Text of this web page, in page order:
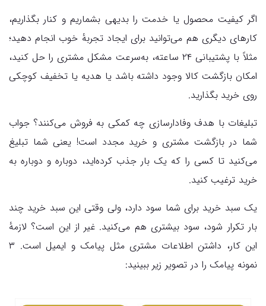
اگر کیفیت محصول یا خدمت را بدیهی بشماریم و کنار بگذاریم،
کارهای دیگری هم می‌توانید برای ایجاد تجربهٔ خوب انجام دهید؛
مثلاً با پشتیبانی ۲۴ ساعته، به‌سرعت مشکل مشتری را حل کنید،
امکان بازگشت کالا وجود داشته باشد یا هدیه یا تخفیف کوچکی
روی خرید بگذارید.
تبلیغات با هدف وفادارسازی چه کمکی به فروش می‌کنند؟ جواب
شما در بازگشت مشتری و خرید مجدد است! یعنی شما تبلیغ
می‌کنید تا کسی را که یک بار جذب کرده‌اید، دوباره و دوباره به
خرید ترغیب کنید.
یک سبد خرید برای شما سود دارد، ولی وقتی این سبد خرید چند
بار تکرار شود، سود بیشتری هم می‌کنید. غیر از این است؟ لازمهٔ
این کار، داشتن اطلاعات مشتری مثل پیامک و ایمیل است. ۳
نمونه پیامک را در تصویر زیر ببینید: